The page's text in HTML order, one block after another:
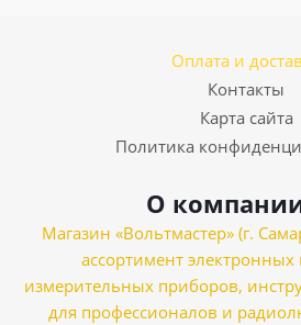
Оплата и
Контакты
Карта сайта
Политика
О
Магазин «Вольтмастер» (г.
ассортимент
измерительных приборов,
для профессионалов и